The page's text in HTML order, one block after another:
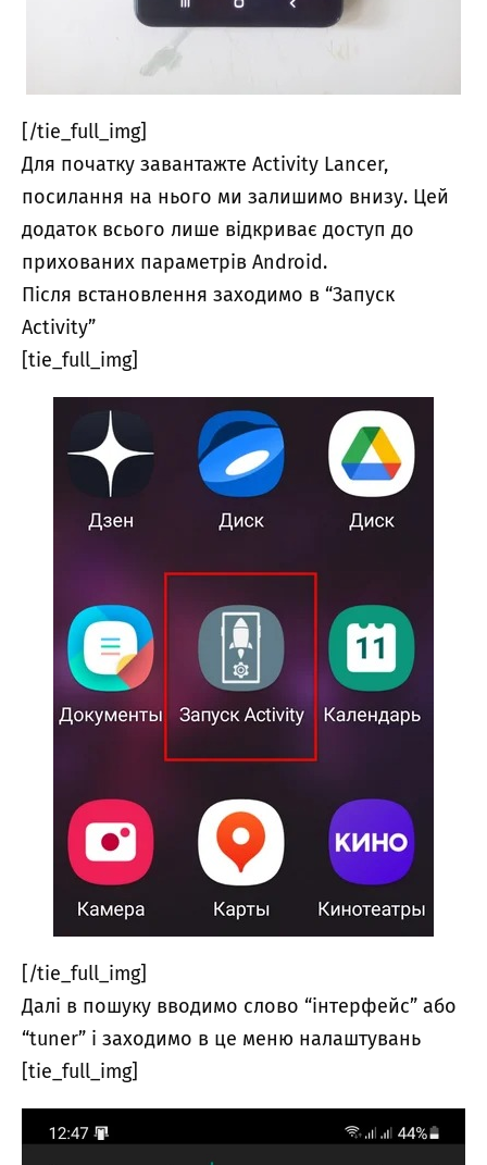
[/tie_full_img]
Для початку завантажте Activity Lancer,
посилання на нього ми залишимо внизу. Цей
додаток всього лише відкриває доступ до
прихованих параметрів Android.
Після встановлення заходимо в “Запуск
Activity”
[tie_full_img]
[/tie_full_img]
Далі в пошуку вводимо слово “інтерфейс” або
“tuner” і заходимо в це меню налаштувань
[tie_full_img]